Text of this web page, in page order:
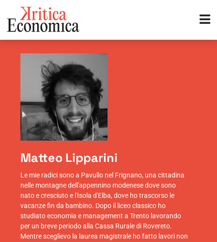
Matteo Lipparini
Le mie radici sono a Pavullo nel Frignano, una cittadina
nelle montagne dell'appennino modenese dove sono
nato e cresciuto e l'Isola d'Elba, dove ho trascorso le
vacanze fin da bambino. Dopo il liceo classico ho
studiato economia e management a Trento lavorando
per un breve periodo alla Cassa Rurale di Rovereto.
Mentre sceglievo la laurea magistrale ho fatto lavori non